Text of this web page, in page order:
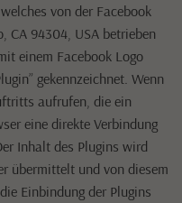
von der Facebook
CA 94304, USA betrieben
einem Facebook Logo
gekennzeichnet. Wenn
aufrufen, die ein
eine direkte Verbindung
Inhalt des Plugins wird
übermittelt und von diesem
Einbindung der Plugins